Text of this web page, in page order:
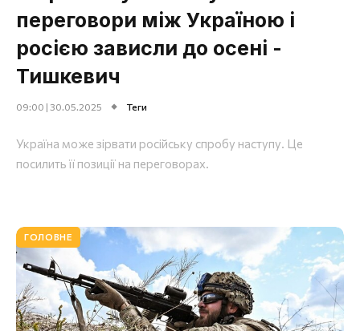
переговори між Україною і
росією зависли до осені -
Тишкевич
09:00 | 30.05.2025 Теги
Україна може зірвати російську спробу наступу. Це
посилить її позиції на переговорах.
ГОЛОВНЕ